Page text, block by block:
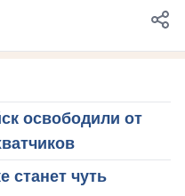
освободили от
станет чуть